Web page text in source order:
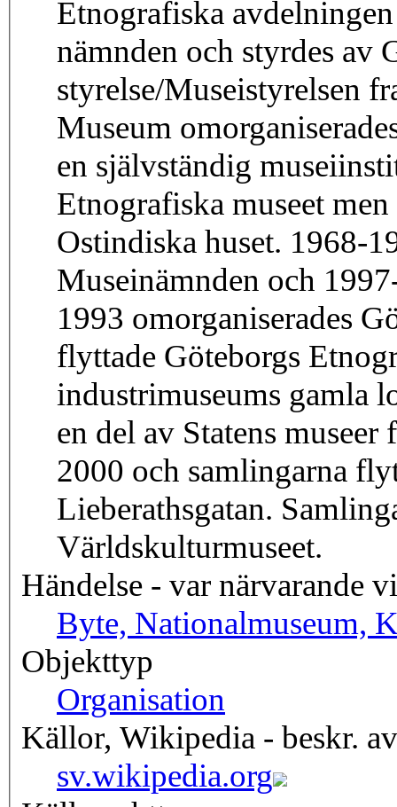
Etnografiska
nämnden och styrdes av
styrelse/Museistyrelsen
Museum
en självständig
Etnografiska museet
Ostindiska huset. 1968-
Museinämnden och
1993 omorganiserades
flyttade Göteborgs
industrimuseums gamla
en del av Statens
2000 och samlingarna
Lieberathsgatan.
Världskulturmuseet.
Händelse - var närvarande
Byte, Nationalmuseum,
Objekttyp
Organisation
Källor, Wikipedia - beskr. av
sv.wikipedia.org